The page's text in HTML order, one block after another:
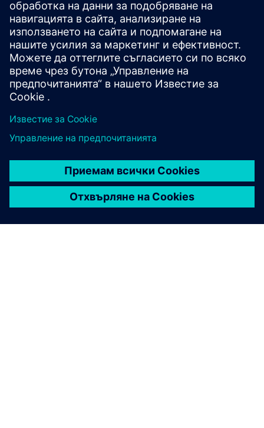
Изберете стандартни или персонализирани опции
за монтаж, като канал от поцинкована стомана
или универсални основи, за разнообразни нужди
от монтаж.